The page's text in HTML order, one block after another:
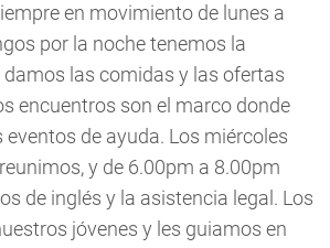
en movimiento de lunes a
por la noche tenemos la
damos las comidas y las ofertas
encuentros son el marco donde
eventos de ayuda. Los miércoles
y de 6.00pm a 8.00pm
de inglés y la asistencia legal. Los
jóvenes y les guiamos en